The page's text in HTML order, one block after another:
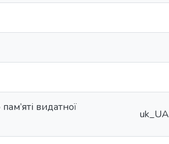
видатної
uk_UA